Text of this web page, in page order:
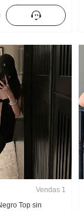
Holgado Rayas
Vendas 1
Top sin